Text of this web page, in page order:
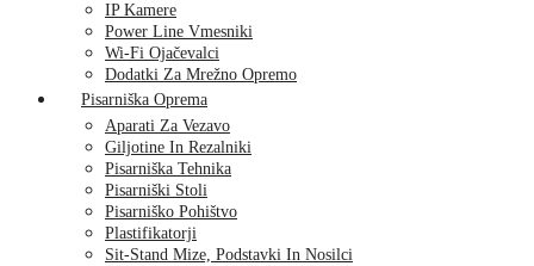
IP Kamere
Power Line Vmesniki
Wi-Fi Ojačevalci
Dodatki Za Mrežno Opremo
Pisarniška Oprema
Aparati Za Vezavo
Giljotine In Rezalniki
Pisarniška Tehnika
Pisarniški Stoli
Pisarniško Pohištvo
Plastifikatorji
Sit-Stand Mize, Podstavki In Nosilci